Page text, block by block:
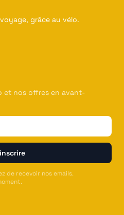
grâce au vélo.
et nos offres en avant-
de recevoir nos emails.